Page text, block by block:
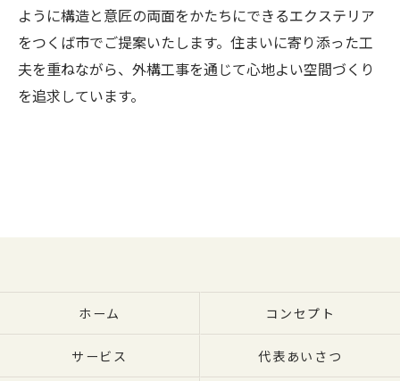
ように構造と意匠の両面をかたちにできるエクステリア
をつくば市でご提案いたします。住まいに寄り添った工
夫を重ねながら、外構工事を通じて心地よい空間づくり
を追求しています。
ホーム コンセプト
サービス 代表あいさつ